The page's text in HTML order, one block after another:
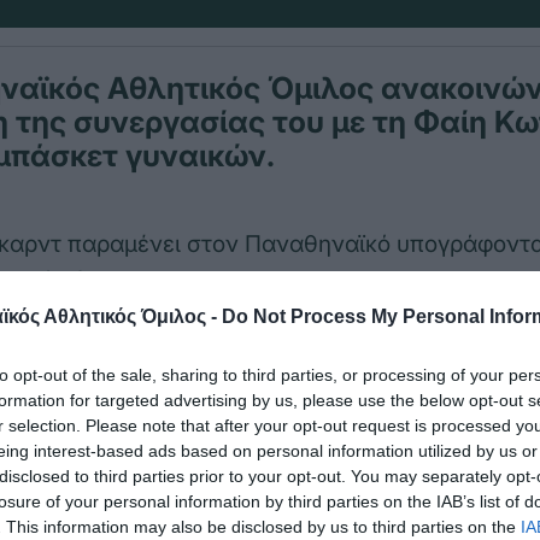
Αθλητικός Όμιλος - Do Not Process My Personal
opt-out of the sale, sharing to third parties, or processing of your
for targeted advertising by us, please use the below opt-out
selection. Please note that after your opt-out request is processed
interest-based ads based on personal information utilized by us
to third parties prior to your opt-out. You may separately
of your personal information by third parties on the IAB’s list of
This information may also be disclosed by us to third parties on the
Αθλητικός Όμιλος
συνεργασίας του με τη Φαίη
γυναικών.
παραμένει στον Παναθηναϊκό
μέχρι το 2027.
τα συμβόλαια με τον Παναθηναϊκό, είναι
θα είναι η έβδομη μου χρονιά στην ομάδα και
εδώ για να ενισχύσω την προσπάθεια της
τίτλων. Ο Σύλλογος με στήριξε στο παρελθόν
ενισχύσω με όλες μου τις δυνάμεις και να